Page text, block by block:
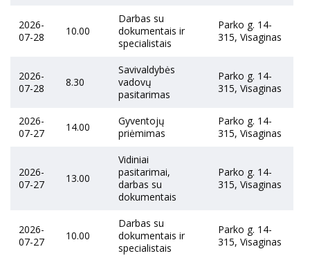
2026-
07-28
10.00
Darbas su
dokumentais ir
specialistais
Parko g. 14-
315, Visaginas
2026-
07-28
8.30
Savivaldybės
vadovų
pasitarimas
Parko g. 14-
315, Visaginas
2026-
07-27
14.00
Gyventojų
priėmimas
Parko g. 14-
315, Visaginas
2026-
07-27
13.00
Vidiniai
pasitarimai,
darbas su
dokumentais
Parko g. 14-
315, Visaginas
2026-
07-27
10.00
Darbas su
dokumentais ir
specialistais
Parko g. 14-
315, Visaginas